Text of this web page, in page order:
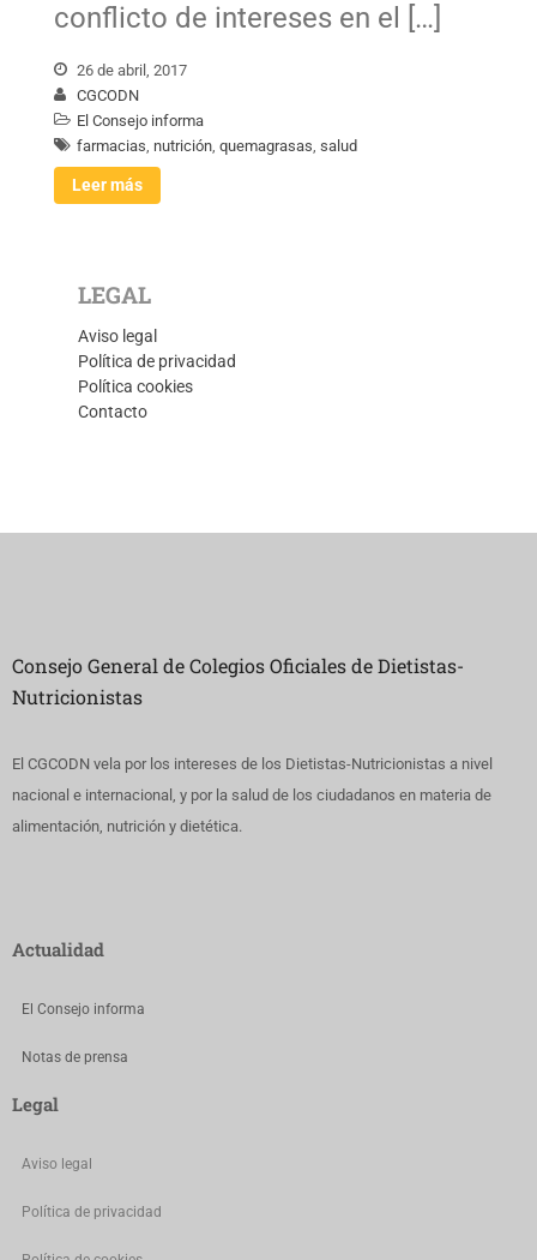
conflicto de intereses en el […]
26 de abril, 2017
CGCODN
El Consejo informa
farmacias, nutrición, quemagrasas, salud
Leer más
LEGAL
Aviso legal
Política de privacidad
Política cookies
Contacto
Consejo General de Colegios Oficiales de Dietistas-
Nutricionistas
El CGCODN vela por los intereses de los Dietistas-Nutricionistas a nivel
nacional e internacional, y por la salud de los ciudadanos en materia de
alimentación, nutrición y dietética.
Actualidad
El Consejo informa
Notas de prensa
Legal
Aviso legal
Política de privacidad